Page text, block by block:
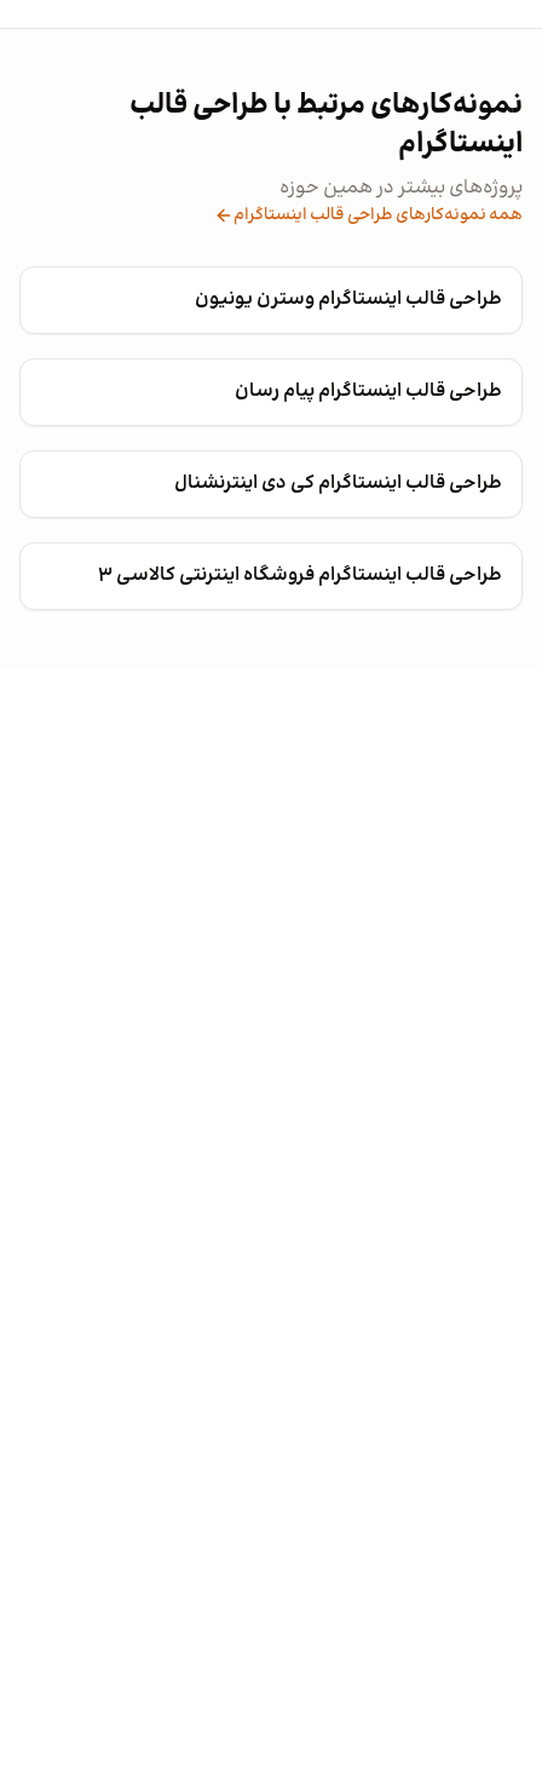
نمونه‌کارهای مرتبط با طراحی قالب
اینستاگرام
پروژه‌های بیشتر در همین حوزه
همه نمونه‌کارهای طراحی قالب اینستاگرام
طراحی قالب اینستاگرام وسترن یونیون
طراحی قالب اینستاگرام پیام رسان
طراحی قالب اینستاگرام کی دی اینترنشنال
طراحی قالب اینستاگرام فروشگاه اینترنتی کالاسی ۳